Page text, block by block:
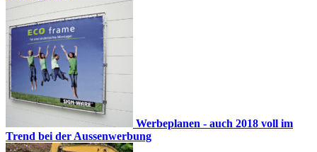
Werbeplanen - auch 2018 voll im
Trend bei der Aussenwerbung